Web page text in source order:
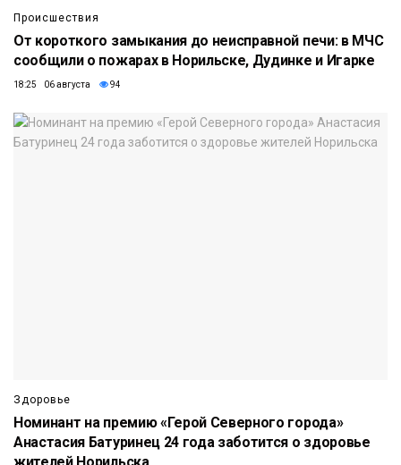
Происшествия
От короткого замыкания до неисправной печи: в МЧС
сообщили о пожарах в Норильске, Дудинке и Игарке
18:25 06 августа 94
Здоровье
Номинант на премию «Герой Северного города»
Анастасия Батуринец 24 года заботится о здоровье